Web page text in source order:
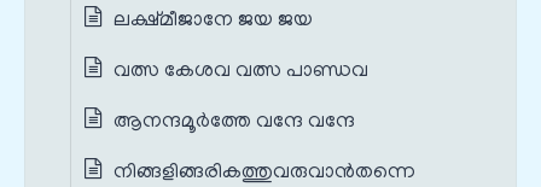
ലക്ഷ്മീജാനേ ജയ ജയ
വത്സ കേശവ വത്സ പാണ്ഡവ
ആനന്ദമൂർത്തേ വന്ദേ വന്ദേ
നിങ്ങളിങ്ങരികത്തുവരുവാൻതന്നെ